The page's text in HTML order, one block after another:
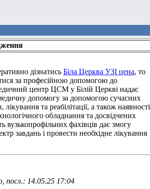
дізнатись Біла Церква УЗІ цена, то
за професійною допомогою до
центр ЦСМ у Білій Церкві надає
допомогу за допомогою сучасних
лікування та реабілітації, а також наявності
обладнання та досвідчених
вузькопрофільних фахівців дає змогу
завдань і провести необхідне лікування
посл.: 14.05.25 17:04